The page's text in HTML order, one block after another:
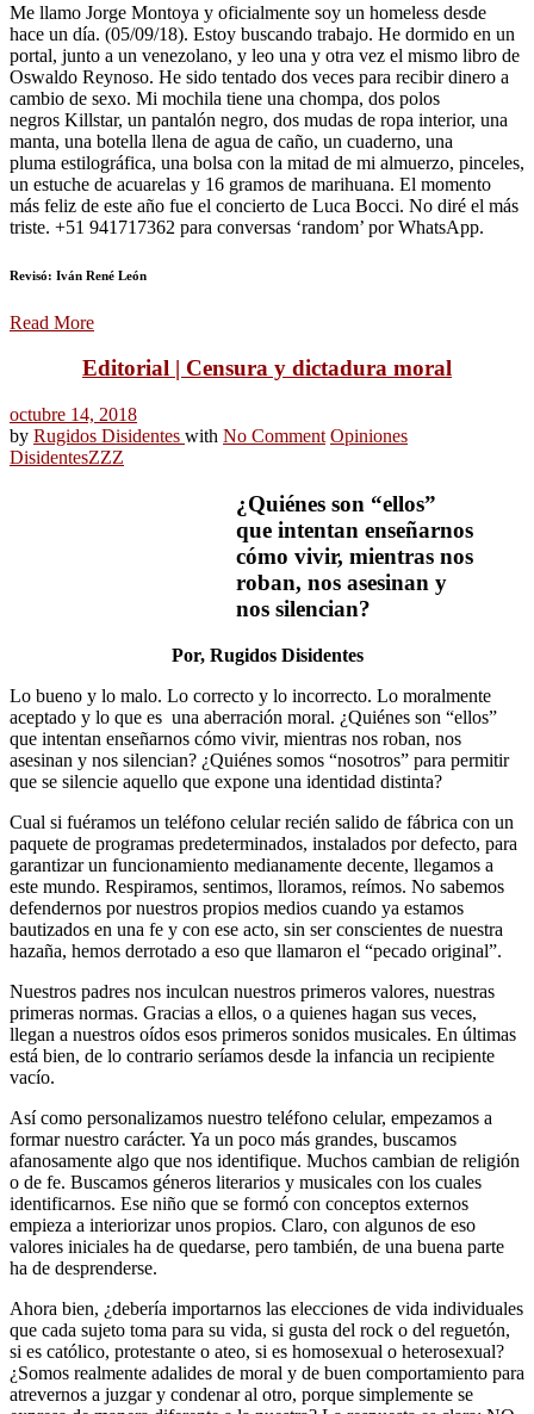
Me llamo Jorge Montoya y oficialmente soy un homeless desde
hace un día. (05/09/18). Estoy buscando trabajo. He dormido en un
portal, junto a un venezolano, y leo una y otra vez el mismo libro de
Oswaldo Reynoso. He sido tentado dos veces para recibir dinero a
cambio de sexo. Mi mochila tiene una chompa, dos polos
negros Killstar, un pantalón negro, dos mudas de ropa interior, una
manta, una botella llena de agua de caño, un cuaderno, una
pluma estilográfica, una bolsa con la mitad de mi almuerzo, pinceles,
un estuche de acuarelas y 16 gramos de marihuana. El momento
más feliz de este año fue el concierto de Luca Bocci. No diré el más
triste. +51 941717362 para conversas ‘random’ por WhatsApp.
Revisó: Iván René León
Read More
Editorial | Censura y dictadura moral
octubre 14, 2018
by Rugidos Disidentes with No Comment Opiniones
DisidentesZZZ
¿Quiénes son “ellos”
que intentan enseñarnos
cómo vivir, mientras nos
roban, nos asesinan y
nos silencian?
Por, Rugidos Disidentes
Lo bueno y lo malo. Lo correcto y lo incorrecto. Lo moralmente
aceptado y lo que es una aberración moral. ¿Quiénes son “ellos”
que intentan enseñarnos cómo vivir, mientras nos roban, nos
asesinan y nos silencian? ¿Quiénes somos “nosotros” para permitir
que se silencie aquello que expone una identidad distinta?
Cual si fuéramos un teléfono celular recién salido de fábrica con un
paquete de programas predeterminados, instalados por defecto, para
garantizar un funcionamiento medianamente decente, llegamos a
este mundo. Respiramos, sentimos, lloramos, reímos. No sabemos
defendernos por nuestros propios medios cuando ya estamos
bautizados en una fe y con ese acto, sin ser conscientes de nuestra
hazaña, hemos derrotado a eso que llamaron el “pecado original”.
Nuestros padres nos inculcan nuestros primeros valores, nuestras
primeras normas. Gracias a ellos, o a quienes hagan sus veces,
llegan a nuestros oídos esos primeros sonidos musicales. En últimas
está bien, de lo contrario seríamos desde la infancia un recipiente
vacío.
Así como personalizamos nuestro teléfono celular, empezamos a
formar nuestro carácter. Ya un poco más grandes, buscamos
afanosamente algo que nos identifique. Muchos cambian de religión
o de fe. Buscamos géneros literarios y musicales con los cuales
identificarnos. Ese niño que se formó con conceptos externos
empieza a interiorizar unos propios. Claro, con algunos de eso
valores iniciales ha de quedarse, pero también, de una buena parte
ha de desprenderse.
Ahora bien, ¿debería importarnos las elecciones de vida individuales
que cada sujeto toma para su vida, si gusta del rock o del reguetón,
si es católico, protestante o ateo, si es homosexual o heterosexual?
¿Somos realmente adalides de moral y de buen comportamiento para
atrevernos a juzgar y condenar al otro, porque simplemente se